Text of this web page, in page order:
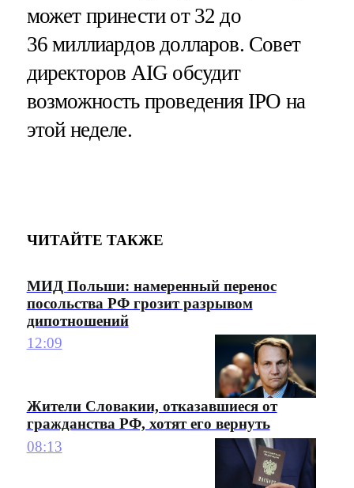
может принести от 32 до
36 миллиардов долларов. Совет
директоров AIG обсудит
возможность проведения IPO на
этой неделе.
ЧИТАЙТЕ ТАКЖЕ
МИД Польши: намеренный перенос
посольства РФ грозит разрывом
дипотношений
12:09
Жители Словакии, отказавшиеся от
гражданства РФ, хотят его вернуть
08:13